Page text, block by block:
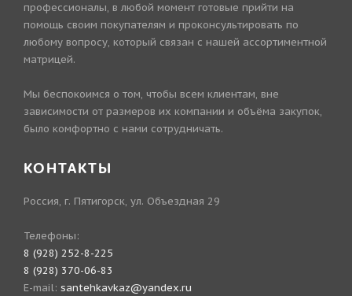
профессионалы, в любой момент готовые прийти на
помощь своим покупателям и проконсультировать по
любому вопросу, который связан с нашей ассортиментной
матрицей.
Мы беспокоимся о том, чтобы всем клиентам, вне
зависимости от размеров их компании и объёма закупок,
было комфортно с нами сотрудничать.
КОНТАКТЫ
Россия, г. Пятигорск, ул. Объездная 29
Телефоны:
8 (928) 252-8-225
8 (928) 370-06-83
E-mail: santehkavkaz@yandex.ru